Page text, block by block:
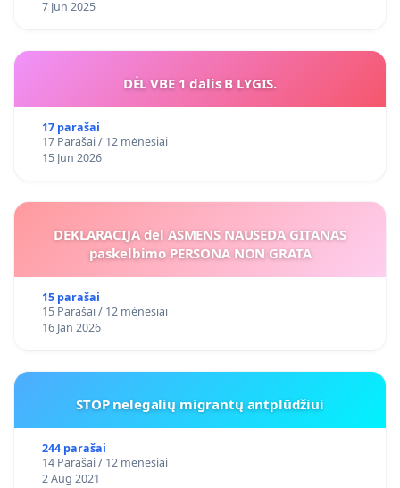
7 Jun 2025
DĖL VBE 1 dalis B LYGIS.
17 parašai
17 Parašai / 12 mėnesiai
15 Jun 2026
DEKLARACIJA del ASMENS NAUSEDA GITANAS
paskelbimo PERSONA NON GRATA
15 parašai
15 Parašai / 12 mėnesiai
16 Jan 2026
STOP nelegalių migrantų antplūdžiui
244 parašai
14 Parašai / 12 mėnesiai
2 Aug 2021